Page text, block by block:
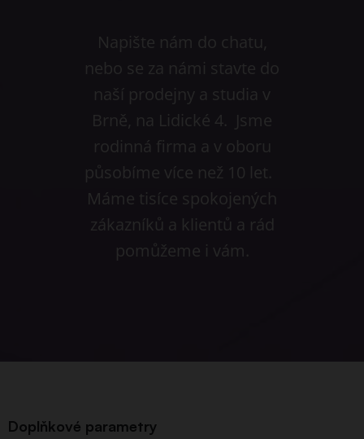
Napište nám do chatu,
nebo se za námi stavte do
naší prodejny a studia v
Brně, na Lidické 4. Jsme
rodinná firma a v oboru
působíme více než 10 let.
Máme tisíce spokojených
zákazníků a klientů a rád
pomůžeme i vám.
Doplňkové parametry